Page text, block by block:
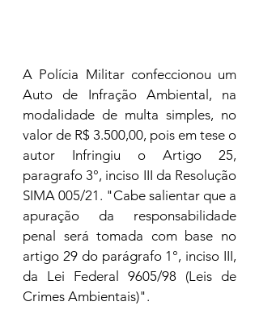
A Polícia Militar confeccionou um
Auto de Infração Ambiental, na
modalidade de multa simples, no
valor de R$ 3.500,00, pois em tese o
autor Infringiu o Artigo 25,
paragrafo 3°, inciso III da Resolução
SIMA 005/21. "Cabe salientar que a
apuração da responsabilidade
penal será tomada com base no
artigo 29 do parágrafo 1°, inciso III,
da Lei Federal 9605/98 (Leis de
Crimes Ambientais)".